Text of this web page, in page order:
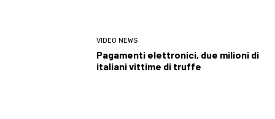
VIDEO NEWS
Pagamenti elettronici, due milioni di
italiani vittime di truffe